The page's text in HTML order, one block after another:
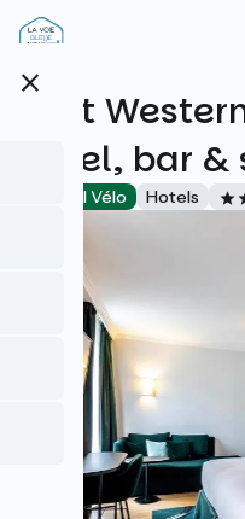
Overslaan
en
close
Best
Hôtel, bar &
Accueil Vélo Hotels